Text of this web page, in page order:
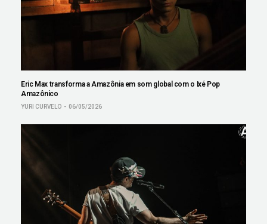
Eric Max transforma a Amazônia em som global com o Ixé Pop
Amazônico
YURI CURVELO 06/05/2026